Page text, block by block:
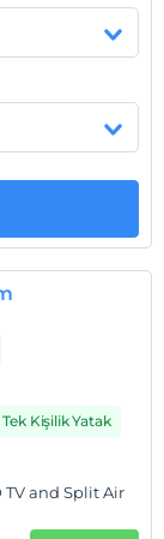
havuzu
olup özel
ücretsizdir.
çocuk
bir şekilde
50 km
Kişilik Yatak
TV and Split Air